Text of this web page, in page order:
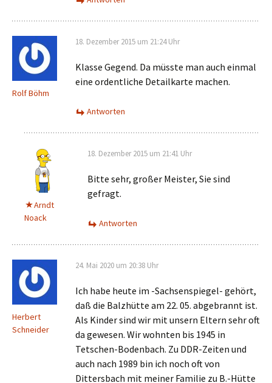
Rolf Böhm
18. Dezember 2015 um 21:24 Uhr
Klasse Gegend. Da müsste man auch einmal
eine ordentliche Detailkarte machen.
Antworten
Arndt
Noack
18. Dezember 2015 um 21:41 Uhr
Bitte sehr, großer Meister, Sie sind
gefragt.
Antworten
Herbert
Schneider
24. Mai 2020 um 20:38 Uhr
Ich habe heute im -Sachsenspiegel- gehört,
daß die Balzhütte am 22. 05. abgebrannt ist.
Als Kinder sind wir mit unsern Eltern sehr oft
da gewesen. Wir wohnten bis 1945 in
Tetschen-Bodenbach. Zu DDR-Zeiten und
auch nach 1989 bin ich noch oft von
Dittersbach mit meiner Familie zu B.-Hütte